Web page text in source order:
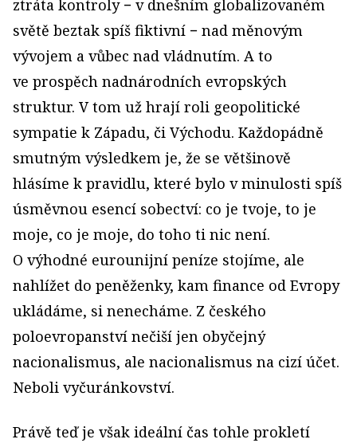
ztráta kontroly − v dnešním globalizovaném
světě beztak spíš fiktivní − nad měnovým
vývojem a vůbec nad vládnutím. A to
ve prospěch nadnárodních evropských
struktur. V tom už hrají roli geopolitické
sympatie k Západu, či Východu. Každopádně
smutným výsledkem je, že se většinově
hlásíme k pravidlu, které bylo v minulosti spíš
úsměvnou esencí sobectví: co je tvoje, to je
moje, co je moje, do toho ti nic není.
O výhodné eurounijní peníze stojíme, ale
nahlížet do peněženky, kam finance od Evropy
ukládáme, si nenecháme. Z českého
poloevropanství nečiší jen obyčejný
nacionalismus, ale nacionalismus na cizí účet.
Neboli vyčuránkovství.
Právě teď je však ideální čas tohle prokletí